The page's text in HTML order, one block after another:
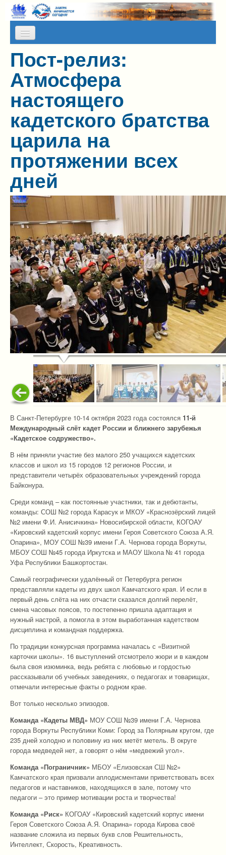
Skip to content
Skip to navigation
О НАС
КАЛЕНДАРЬ МЕРОПРИЯТИЙ
ПРОГРАММЫ НА КАНИКУЛЫ
ОТЗЫВЫ
ФОТОГАЛЕРЕИ
Пост-релиз:
Атмосфера
настоящего
кадетского братства
царила на
протяжении всех
дней
В Санкт-Петербурге 10-14 октября 2023 года состоялся 11-й
Международный слёт кадет России и ближнего зарубежья
«Кадетское содружество».
В нём приняли участие без малого 250 учащихся кадетских
классов и школ из 15 городов 12 регионов России, и
представители четырёх образовательных учреждений города
Байконура.
Среди команд – как постоянные участники, так и дебютанты,
команды: СОШ №2 города Карасук и МКОУ «Краснозёрский лицей
№2 имени Ф.И. Анисичкина» Новосибирской области, КОГОАУ
«Кировский кадетский корпус имени Героя Советского Союза А.Я.
Опарина», МОУ СОШ №39 имени Г.А. Чернова города Воркуты,
МБОУ СОШ №45 города Иркутска и МАОУ Школа № 41 города
Уфа Республики Башкортостан.
Самый географически удалённый от Петербурга регион
представляли кадеты из двух школ Камчатского края. И если в
первый день слёта на них отчасти сказался долгий перелёт,
смена часовых поясов, то постепенно пришла адаптация и
нужный настрой, а помогла в этом выработанная кадетством
дисциплина и командная поддержка.
По традиции конкурсная программа началась с «Визитной
карточки школы». 16 выступлений отсмотрело жюри и в каждом
была своя изюминка, ведь ребята с любовью и гордостью
рассказывали об учебных заведениях, о педагогах и товарищах,
отмечали интересные факты о родном крае.
Вот только несколько эпизодов.
Команда «Кадеты МВД» МОУ СОШ №39 имени Г.А. Чернова
города Воркуты Республики Коми: Город за Полярным кругом, где
235 дней холодно и половину из них метёт метель. В округе
города медведей нет, а говорят о нём «медвежий угол».
Команда «Пограничник» МБОУ «Елизовская СШ №2»
Камчатского края призвали аплодисментами приветствовать всех
педагогов и наставников, находящихся в зале, потому что
педагоги – это пример мотивации роста и творчества!
Команда «Риск» КОГОАУ «Кировский кадетский корпус имени
Героя Советского Союза А.Я. Опарина» города Кирова своё
название сложила из первых букв слов Решительность,
Интеллект, Скорость, Креативность.